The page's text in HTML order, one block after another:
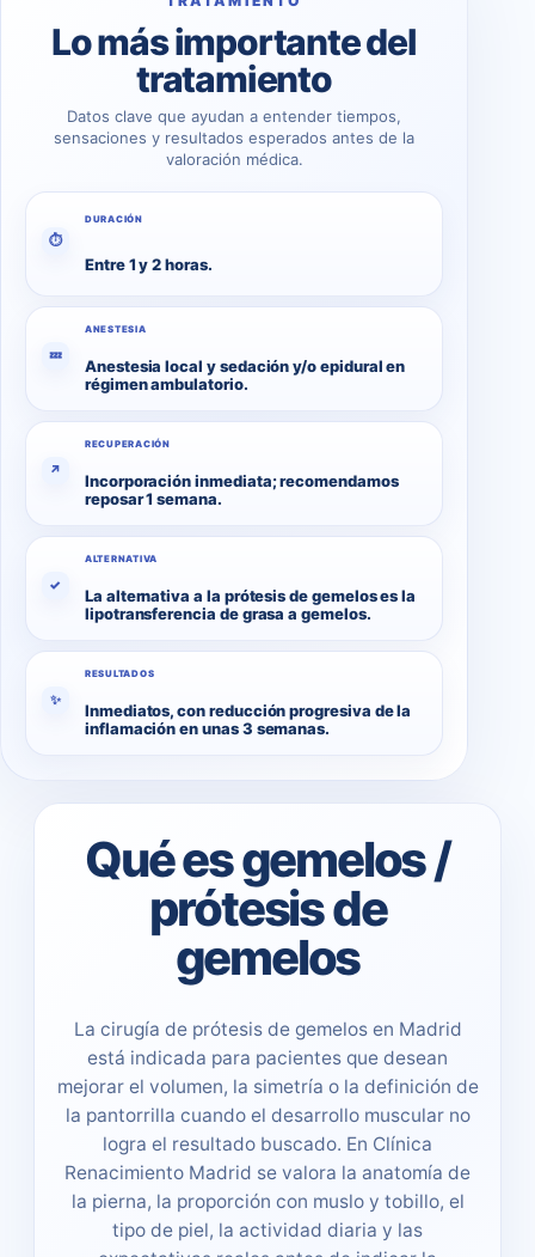
Lo más importante del
tratamiento
Datos clave que ayudan a entender tiempos,
sensaciones y resultados esperados antes de la
valoración médica.
⏱
DURACIÓN
Entre 1 y 2 horas.
💤
ANESTESIA
Anestesia local y sedación y/o epidural en
régimen ambulatorio.
↗
RECUPERACIÓN
Incorporación inmediata; recomendamos
reposar 1 semana.
✓
ALTERNATIVA
La alternativa a la prótesis de gemelos es la
lipotransferencia de grasa a gemelos.
✨
RESULTADOS
Inmediatos, con reducción progresiva de la
inflamación en unas 3 semanas.
Qué es gemelos /
prótesis de
gemelos
La cirugía de prótesis de gemelos en Madrid
está indicada para pacientes que desean
mejorar el volumen, la simetría o la definición de
la pantorrilla cuando el desarrollo muscular no
logra el resultado buscado. En Clínica
Renacimiento Madrid se valora la anatomía de
la pierna, la proporción con muslo y tobillo, el
tipo de piel, la actividad diaria y las